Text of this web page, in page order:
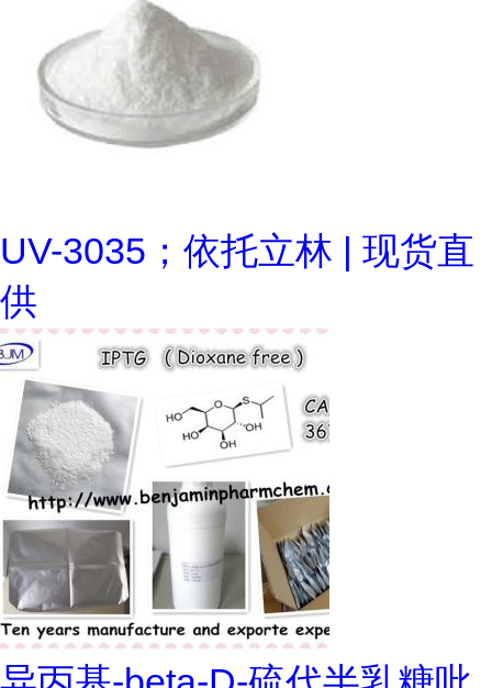
UV-3035；依托立林 | 现货直
供